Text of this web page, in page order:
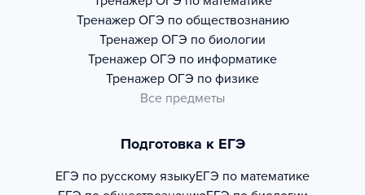
Тренажер ОГЭ по обществознанию
Тренажер ОГЭ по биологии
Тренажер ОГЭ по информатике
Тренажер ОГЭ по физике
Все предметы
Подготовка к ЕГЭ
ЕГЭ по русскому языкуЕГЭ по математике